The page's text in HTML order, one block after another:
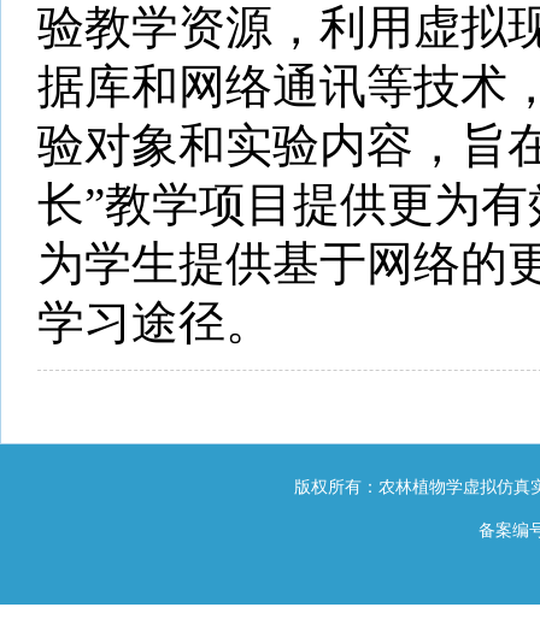
验教学资源，利用虚拟
据库和网络通讯等技术
验对象和实验内容，旨
长”教学项目提供更为
为学生提供基于网络的
学习途径。
版权所有：农林植物学虚拟仿
备案编